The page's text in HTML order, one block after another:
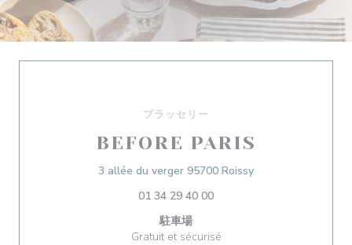
ブラッセリー
BEFORE PARIS
3 allée du verger 95700 Roissy((新しいウィンド
01 34 29 40 00
駐車場
Gratuit et sécurisé